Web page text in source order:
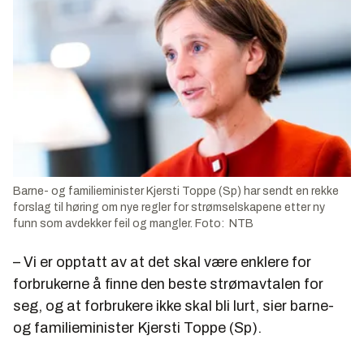
Barne- og familieminister Kjersti Toppe (Sp) har sendt en rekke
forslag til høring om nye regler for strømselskapene etter ny
funn som avdekker feil og mangler. Foto: NTB
– Vi er opptatt av at det skal være enklere for
forbrukerne å finne den beste strømavtalen for
seg, og at forbrukere ikke skal bli lurt, sier barne-
og familieminister Kjersti Toppe (Sp).